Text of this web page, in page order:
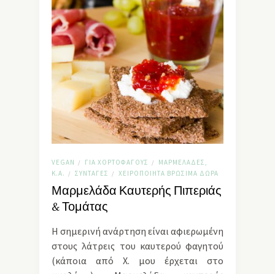
VEGAN / ΓΙΑ ΧΟΡΤΟΦΆΓΟΥΣ /
ΜΑΡΜΕΛΆΔΕΣ,
Κ.Α.
/ ΣΥΝΤΑΓΈΣ / ΧΕΙΡΟΠΟΊΗΤΑ ΒΡΏΣΙΜΑ ΔΏΡΑ
Μαρμελάδα Καυτερής Πιπεριάς
& Τομάτας
Η σημερινή ανάρτηση είναι αφιερωμένη
στους λάτρεις του καυτερού φαγητού
(κάποια από Χ. μου έρχεται στο